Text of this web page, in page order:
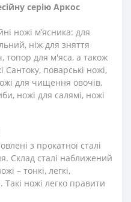
серію Аркос
ножі м’ясника: для
ніж для зняття
топор для м'яса, а також
Сантоку, поварські ножі,
для чищення овочів,
ножі для салямі, ножі
з прокатної сталі
Склад сталі наближений
– тонкі, легкі,
Такі ножі легко правити